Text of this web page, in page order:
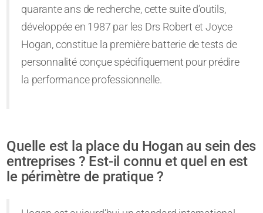
quarante ans de recherche, cette suite d’outils,
développée en 1987 par les Drs Robert et Joyce
Hogan, constitue la première batterie de tests de
personnalité conçue spécifiquement pour prédire
la performance professionnelle.
Quelle est la place du Hogan au sein des
entreprises ? Est-il connu et quel en est
le périmètre de pratique ?